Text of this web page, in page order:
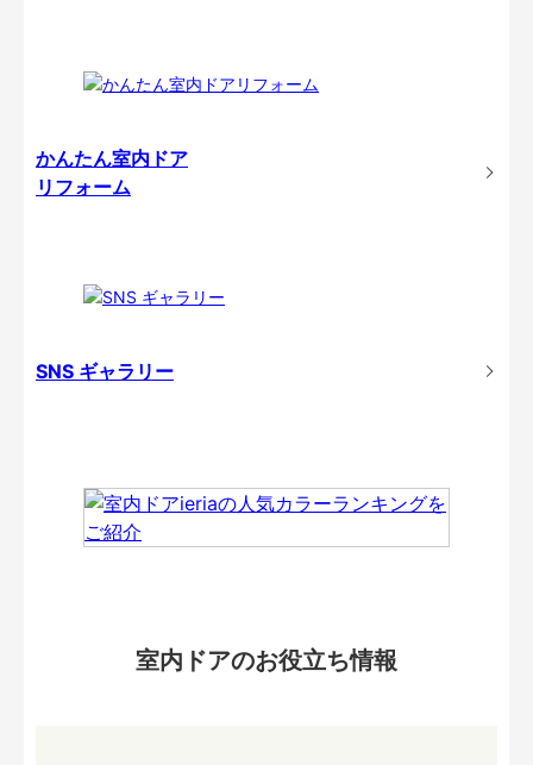
かんたん室内ドア
リフォーム
SNS ギャラリー
室内ドアのお役立ち情報